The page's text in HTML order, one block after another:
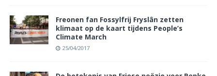
Freonen fan Fossylfrij Fryslân zetten
klimaat op de kaart tijdens People’s
Climate March
25/04/2017